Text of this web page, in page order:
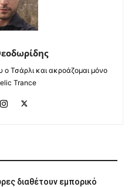
ο Τσάρλι και ακροάζομαι μόνο
Trance
διαθέτουν εμπορικό